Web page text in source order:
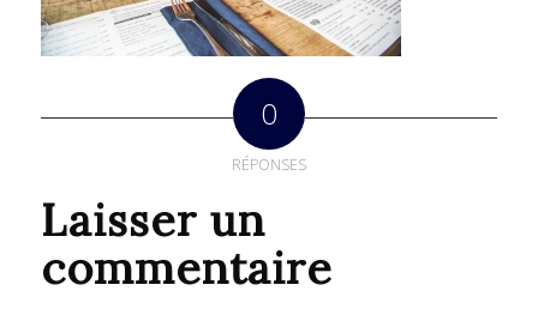
0
RÉPONSES
Laisser un
commentaire